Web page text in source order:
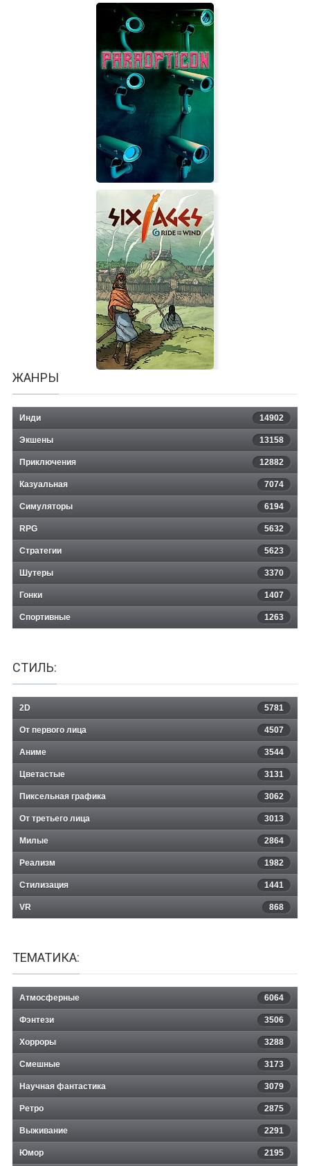
Atelier Sophie: The Alchemist of the
Mysterious Book DX
Paraopticon
Six Ages: Ride Like the Wind
ЖАНРЫ
Инди 14902
Экшены 13158
Приключения 12882
Казуальная 7074
Симуляторы 6194
RPG 5632
Стратегии 5623
Шутеры 3370
Гонки 1407
Спортивные 1263
СТИЛЬ:
2D 5781
От первого лица 4507
Аниме 3544
Цветастые 3131
Пиксельная графика 3062
От третьего лица 3013
Милые 2864
Реализм 1982
Стилизация 1441
VR 868
ТЕМАТИКА:
Атмосферные 6064
Фэнтези 3506
Хорроры 3288
Смешные 3173
Научная фантастика 3079
Ретро 2875
Выживание 2291
Юмор 2195